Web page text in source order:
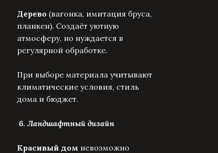
Дерево (вагонка, имитация бруса,
планкен). Создаёт уютную
атмосферу, но нуждается в
регулярной обработке.
При выборе материала учитывают
климатические условия, стиль
дома и бюджет.
6. Ландшафтный дизайн
Красивый дом невозможно